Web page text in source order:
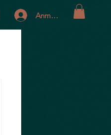
Anmelden